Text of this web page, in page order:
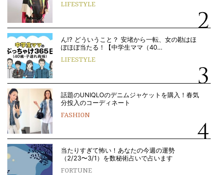
LIFESTYLE
ん!? どういうこと？ 安堵から一転、女の勘はほ
ぼほぼ当たる！【中学生ママ（40…
LIFESTYLE
話題のUNIQLOのデニムジャケットを購入！春気
分投入のコーディネート
FASHION
当たりすぎて怖い！あなたの今週の運勢
（2/23〜3/1）を数秘術占いで占います
FORTUNE